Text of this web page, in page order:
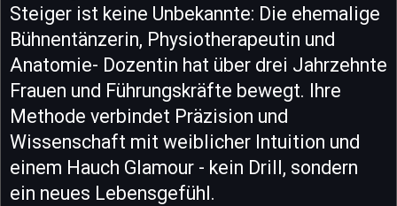
Steiger ist keine Unbekannte: Die ehemalige
Bühnentänzerin, Physiotherapeutin und
Anatomie- Dozentin hat über drei Jahrzehnte
Frauen und Führungskräfte bewegt. Ihre
Methode verbindet Präzision und
Wissenschaft mit weiblicher Intuition und
einem Hauch Glamour - kein Drill, sondern
ein neues Lebensgefühl.